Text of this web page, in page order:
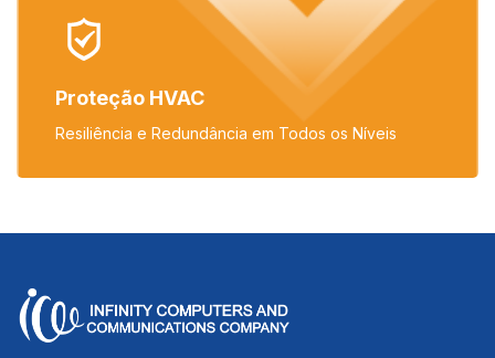
Proteção HVAC
Resiliência e Redundância em Todos os Níveis